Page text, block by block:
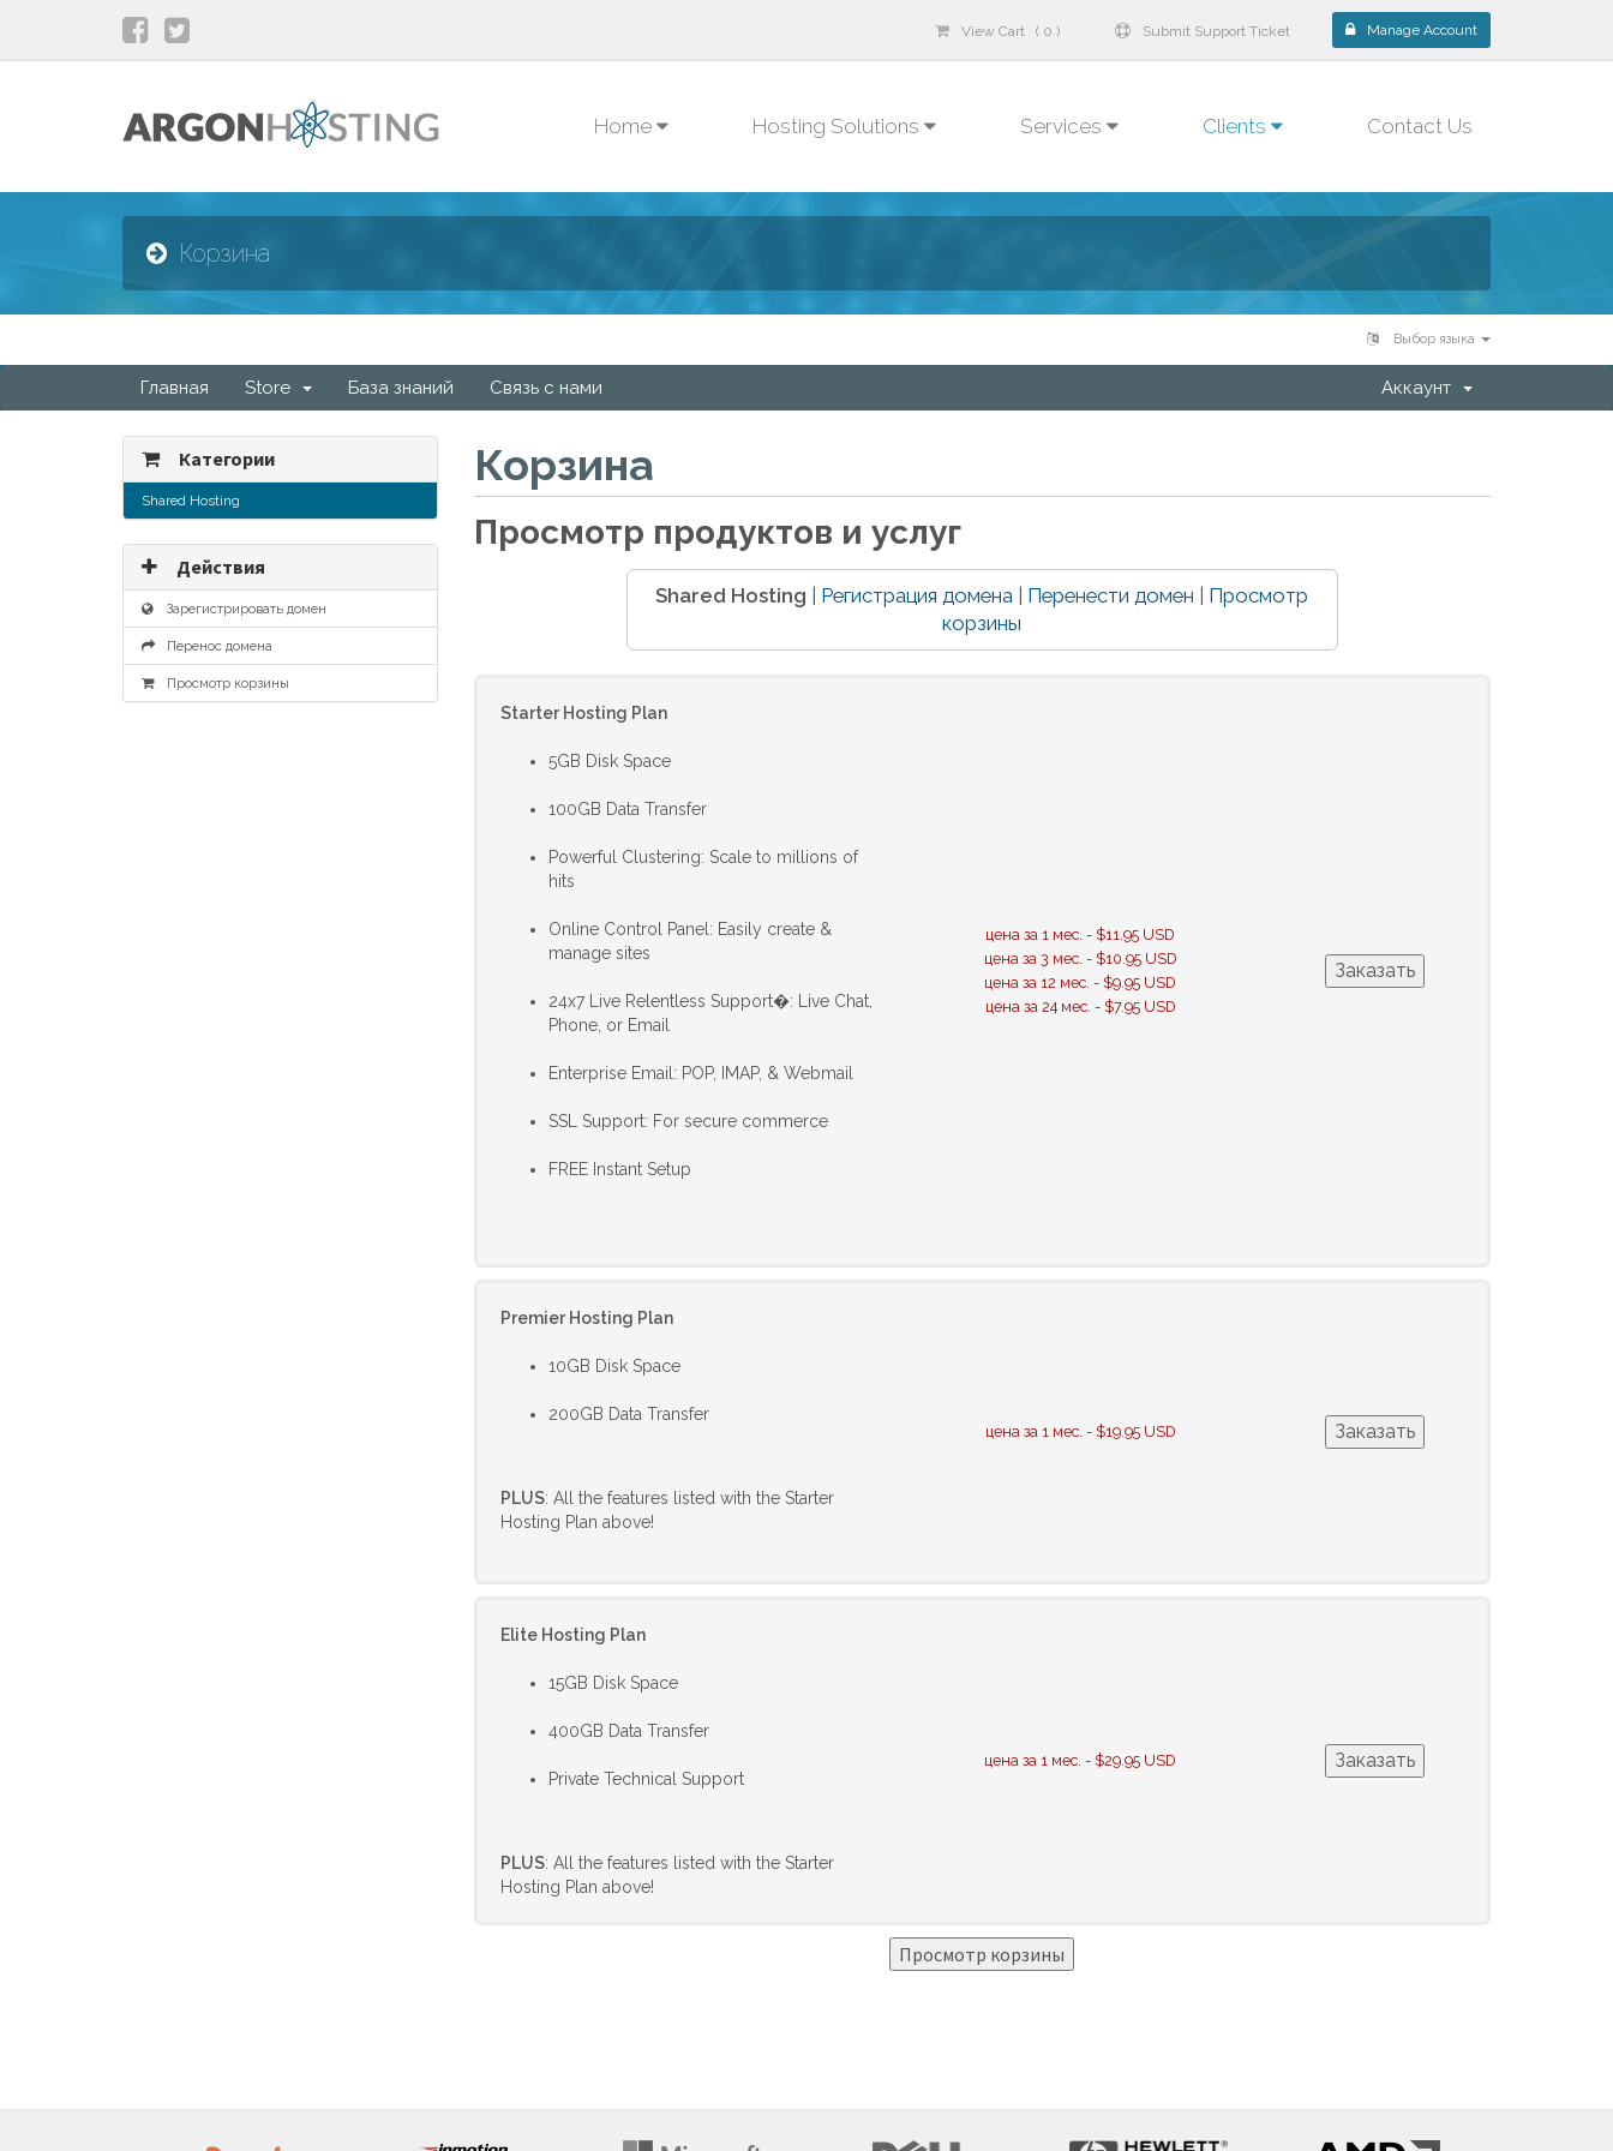
View Cart ( 0 ) Submit Support Ticket Manage Account
Home Hosting Solutions Services Clients Contact Us
Корзина
Выбор языка
Главная Store База знаний Связь с нами Аккаунт
Корзина
Просмотр продуктов и услуг
Shared Hosting Регистрация домена Перенести домен
Просмотр
корзины
Starter Hosting Plan
5GB Disk Space
100GB Data Transfer
Powerful Clustering: Scale to millions of
hits
Online Control Panel: Easily create &
manage sites
24x7 Live Relentless Support�: Live Chat,
Phone, or Email
Enterprise Email: POP, IMAP, & Webmail
SSL Support: For secure commerce
FREE Instant Setup
цена за 1 мес. - $11.95 USD
цена за 3 мес. - $10.95 USD
цена за 12 мес. - $9.95 USD
цена за 24 мес. - $7.95 USD
Premier Hosting Plan
10GB Disk Space
200GB Data Transfer
PLUS: All the features listed with the Starter
Hosting Plan above!
цена за 1 мес. - $19.95 USD
Elite Hosting Plan
15GB Disk Space
400GB Data Transfer
Private Technical Support
PLUS: All the features listed with the Starter
Hosting Plan above!
цена за 1 мес. - $29.95 USD
Категории
Shared Hosting
Действия
Зарегистрировать домен
Перенос домена
Просмотр корзины